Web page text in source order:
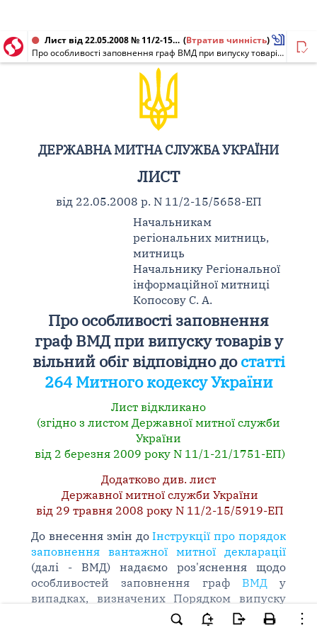
Лист від 22.05.2008 № 11/2-15/5658-ЕП (Втратив чинність)
Про особливості заповнення граф ВМД при випуску товарів у вільний обіг відповідно до статті 264 Митного кодексу України
ДЕРЖАВНА МИТНА СЛУЖБА УКРАЇНИ
ЛИСТ
від 22.05.2008 р. N 11/2-15/5658-ЕП
Начальникам
регіональних митниць,
митниць
Начальнику Регіональної
інформаційної митниці
Копосову С. А.
Про особливості заповнення
граф ВМД при випуску товарів у
вільний обіг відповідно достатті
264 Митного кодексу України
Лист відкликано
(згідно з листом Державної митної служби
України
від 2 березня 2009 року N 11/1-21/1751-ЕП)
Додатково див. лист
Державної митної служби України
від 29 травня 2008 року N 11/2-15/5919-ЕП
До внесення змін доІнструкції про порядок
заповнення вантажної митної декларації
(далі - ВМД) надаємо роз'яснення щодо
особливостей заповнення граф ВМДу
випадках, визначених Порядком випуску
товарів у вільний обіг під гарантійні
зобов'язання при ввезенні їх на митну